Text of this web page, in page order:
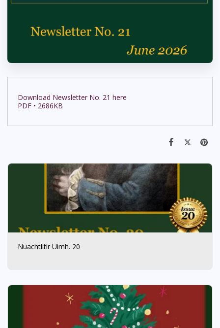
Download Newsletter No. 21 here
PDF • 2686KB
Nuachtlitir Uimh. 20